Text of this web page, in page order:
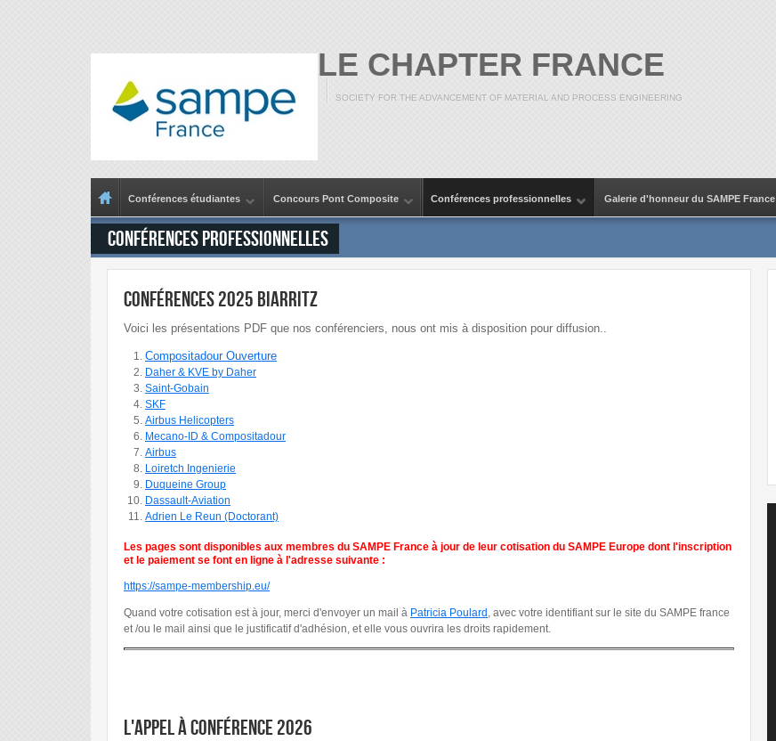
LE CHAPTER FRANCE
SOCIETY FOR THE ADVANCEMENT OF MATERIAL AND PROCESS ENGINEERING
Menu principal
Conférences étudiantes Concours Pont Composite Conférences professionnelles Galerie d'honneur du SAMPE France
Conférences professionnelles
Conférences 2025 Biarritz
Voici les présentations PDF que nos conférenciers, nous ont mis à disposition pour diffusion..
Compositadour Ouverture
Daher & KVE by Daher
Saint-Gobain
SKF
Airbus Helicopters
Mecano-ID & Compositadour
Airbus
Loiretch Ingenierie
Duqueine Group
Dassault-Aviation
Adrien Le Reun (Doctorant)
Les pages sont disponibles aux membres du SAMPE France à jour de leur cotisation du SAMPE Europe dont l'inscription
et le paiement se font en ligne à l'adresse suivante :
https://sampe-membership.eu/
Quand votre cotisation est à jour, merci d'envoyer un mail à Patricia Poulard , avec votre identifiant sur le site du SAMPE france
et /ou le mail ainsi que le justificatif d'adhésion, et elle vous ouvrira les droits rapidement.
L'appel à conférence 2026